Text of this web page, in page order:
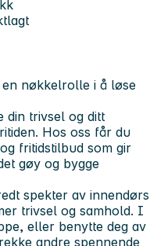
nøkkelrolle i å løse
din trivsel og ditt
Hos oss får du
fritidstilbud som gir
gøy og bygge
spekter av innendørs
trivsel og samhold. I
eller benytte deg av
andre spennende